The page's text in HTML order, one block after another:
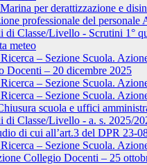
per derattizzazione e
professionale del personale
di Classe/Livello - Scrutini 1°
meteo
– Sezione Scuola.
Docenti – 20 dicembre 2025
– Sezione Scuola.
– Sezione Scuola.
scuola e uffici
di Classe/Livello - a. s. 2025/
di cui all’art.3 del DPR 23-
– Sezione Scuola.
Collegio Docenti – 25